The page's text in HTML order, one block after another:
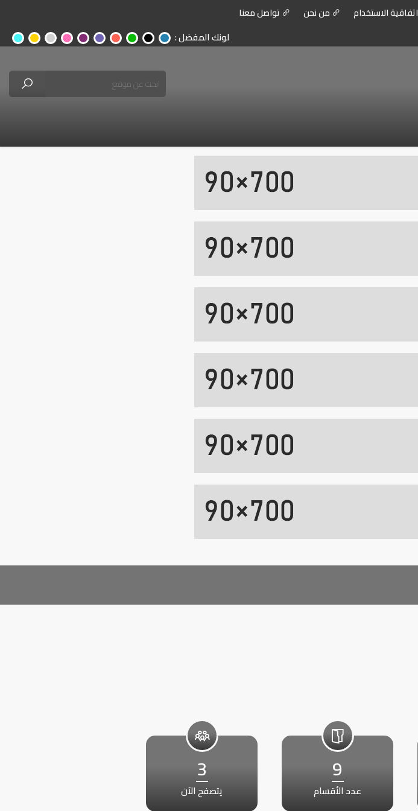
اتفاقية الاستخدام من نحن تواصل معنا
لونك المفضل :
9
عدد الأقسام
3
يتصفح الآن